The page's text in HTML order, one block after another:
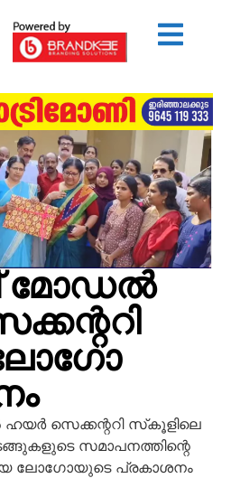
മോഡല്‍
സെക്കന്ററി സ്‌കൂളിലെ
സമാപനത്തിന്റെ
ലോഗോയുടെ പ്രകാശനം